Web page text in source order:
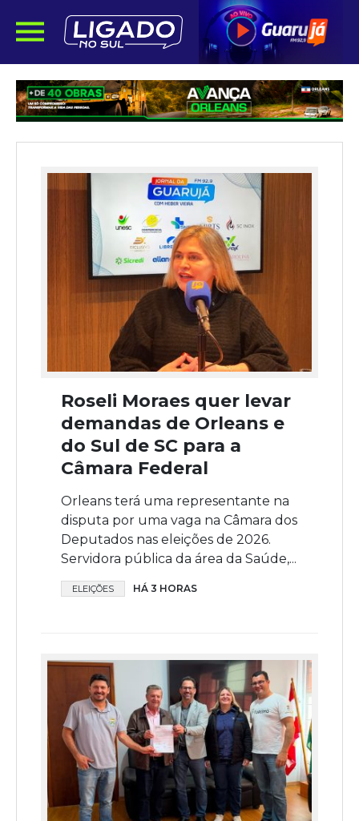
Roseli Moraes quer levar
demandas de Orleans e
do Sul de SC para a
Câmara Federal
Orleans terá uma representante na
disputa por uma vaga na Câmara dos
Deputados nas eleições de 2026.
Servidora pública da área da Saúde,...
ELEIÇÕES HÁ 3 HORAS